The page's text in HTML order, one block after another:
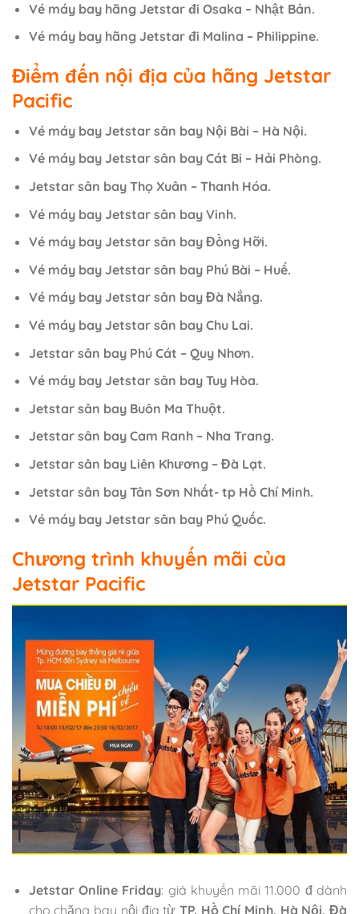
Vé máy bay hãng Jetstar đi Osaka – Nhật Bản.
Vé máy bay hãng Jetstar đi Malina – Philippine.
Điểm đến nội địa của hãng Jetstar
Pacific
Vé máy bay Jetstar sân bay Nội Bài – Hà Nội.
Vé máy bay Jetstar sân bay Cát Bi – Hải Phòng.
Jetstar sân bay Thọ Xuân – Thanh Hóa.
Vé máy bay Jetstar sân bay Vinh.
Vé máy bay Jetstar sân bay Đồng Hỡi.
Vé máy bay Jetstar sân bay Phú Bài – Huế.
Vé máy bay Jetstar sân bay Đà Nắng.
Vé máy bay Jetstar sân bay Chu Lai.
Jetstar sân bay Phú Cát – Quy Nhơn.
Vé máy bay Jetstar sân bay Tuy Hòa.
Jetstar sân bay Buôn Ma Thuột.
Jetstar sân bay Cam Ranh – Nha Trang.
Jetstar sân bay Liên Khương – Đà Lạt.
Jetstar sân bay Tân Sơn Nhất- tp Hồ Chí Minh.
Vé máy bay Jetstar sân bay Phú Quốc.
Chương trình khuyến mãi của
Jetstar Pacific
Jetstar Online Friday: giá khuyến mãi 11.000 đ dành
cho chặng bay nội địa từ TP. Hồ Chí Minh, Hà Nội, Đà